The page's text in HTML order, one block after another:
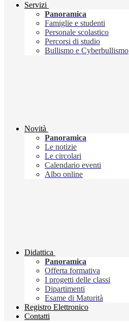
Servizi
Panoramica
Famiglie e studenti
Personale scolastico
Percorsi di studio
Bullismo e Cyberbullismo
Novità
Panoramica
Le notizie
Le circolari
Calendario eventi
Albo online
Didattica
Panoramica
Offerta formativa
I progetti delle classi
Dipartimenti
Esame di Maturità
Registro Elettronico
Contatti